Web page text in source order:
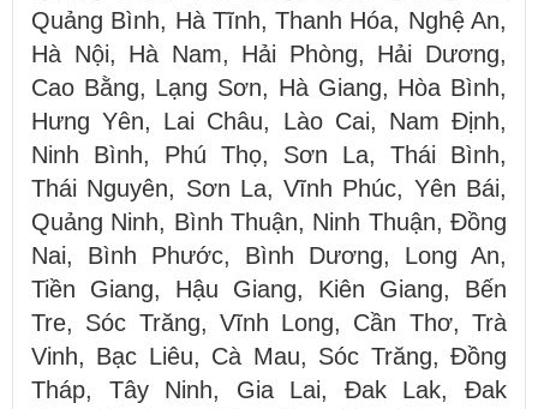
Quảng Bình, Hà Tĩnh, Thanh Hóa, Nghệ An,
Hà Nội, Hà Nam, Hải Phòng, Hải Dương,
Cao Bằng, Lạng Sơn, Hà Giang, Hòa Bình,
Hưng Yên, Lai Châu, Lào Cai, Nam Định,
Ninh Bình, Phú Thọ, Sơn La, Thái Bình,
Thái Nguyên, Sơn La, Vĩnh Phúc, Yên Bái,
Quảng Ninh, Bình Thuận, Ninh Thuận, Đồng
Nai, Bình Phước, Bình Dương, Long An,
Tiền Giang, Hậu Giang, Kiên Giang, Bến
Tre, Sóc Trăng, Vĩnh Long, Cần Thơ, Trà
Vinh, Bạc Liêu, Cà Mau, Sóc Trăng, Đồng
Tháp, Tây Ninh, Gia Lai, Đak Lak, Đak